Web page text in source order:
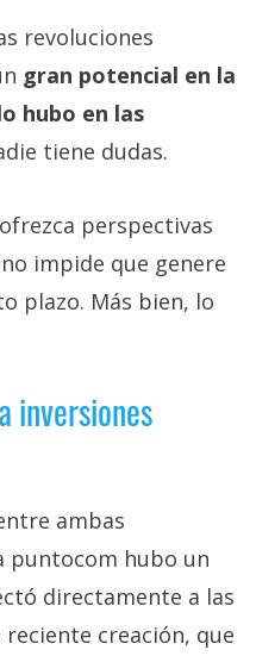
revoluciones
gran potencial en la
hubo en las
tiene dudas.
perspectivas
impide que genere
plazo. Más bien, lo
inversiones
ambas
puntocom hubo un
directamente a las
creación, que